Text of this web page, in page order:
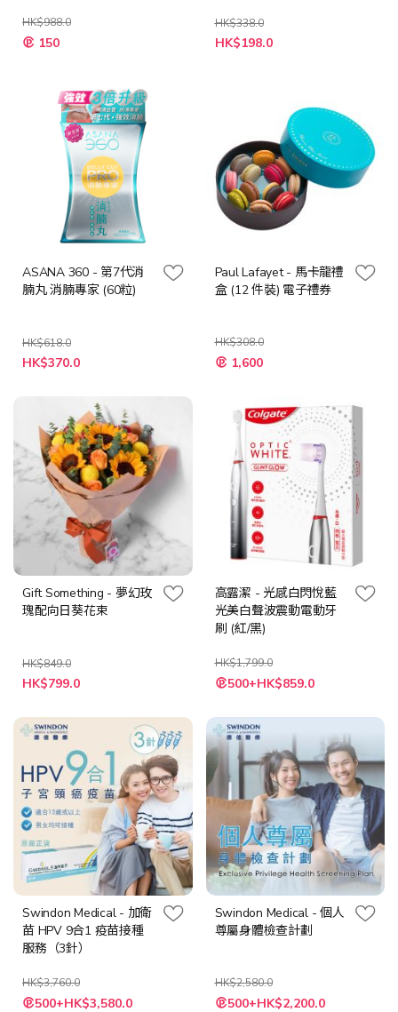
HK$988.0
特
殊 150
HK$338.0
特
殊
HK$198.0
ASANA 360 - 第7代消
腩丸 消腩專家 (60粒)
HK$618.0
特
殊
HK$370.0
Paul Lafayet - 馬卡龍禮
盒 (12 件裝) 電子禮券
HK$308.0
特
殊 1,600
Gift Something - 夢幻玫
瑰配向日葵花束
HK$849.0
特
殊
格
HK$799.0
高露潔 - 光感白閃悅藍
光美白聲波震動電動牙
刷 (紅/黑)
HK$1,799.0
500+HK$859.0
Swindon Medical - 加衛
苗 HPV 9合1 疫苗接種
服務（3針）
HK$3,760.0
特 500+HK$3,580.0
Swindon Medical - 個人
尊屬身體檢查計劃
HK$2,580.0
特 500+HK$2,200.0